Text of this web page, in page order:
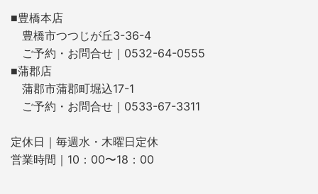
■豊橋本店
豊橋市つつじが丘3-36-4
ご予約・お問合せ｜0532-64-0555
■蒲郡店
蒲郡市蒲郡町堀込17-1
ご予約・お問合せ｜0533-67-3311
定休日｜毎週水・木曜日定休
営業時間｜10：00〜18：00